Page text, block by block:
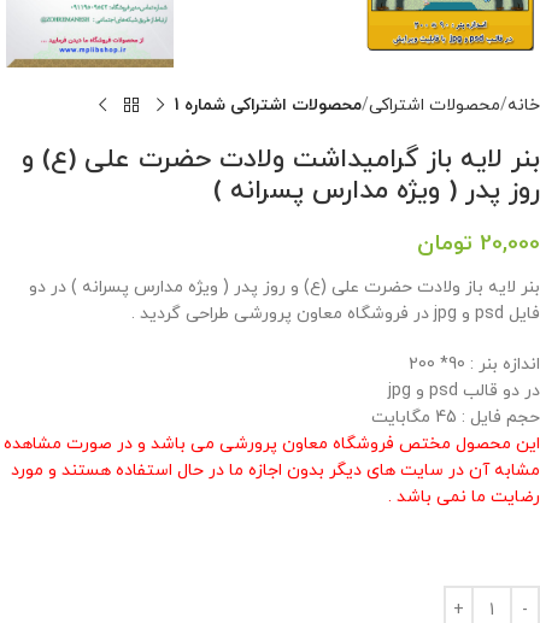
خانه محصولات اشتراکی محصولات اشتراکی شماره 1
بنر لایه باز گرامیداشت ولادت حضرت علی (ع) و
روز پدر ( ویژه مدارس پسرانه )
20,000 تومان
بنر لایه باز ولادت حضرت علی (ع) و روز پدر ( ویژه مدارس پسرانه ) در دو
فایل psd و jpg در فروشگاه معاون پرورشی طراحی گردید .
اندازه بنر : 90* 200
در دو قالب psd و jpg
حجم فایل : 45 مگابایت
این محصول مختص فروشگاه معاون پرورشی می باشد و در صورت مشاهده
مشابه آن در سایت های دیگر بدون اجازه ما در حال استفاده هستند و مورد
رضایت ما نمی باشد .